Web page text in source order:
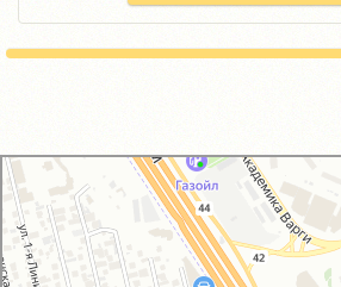
GM-City&VAG-Repair
Автосервис, автотехцентр в Москве
Магазин автозапчастей и автотоваров в Москве